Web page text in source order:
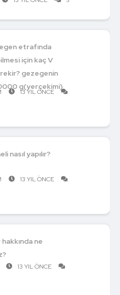
etrafında
için kaç V
gezegenin
g(yerçekimi)
13 YIL ÖNCE
nasıl yapılır?
13 YIL ÖNCE
ne
13 YIL ÖNCE